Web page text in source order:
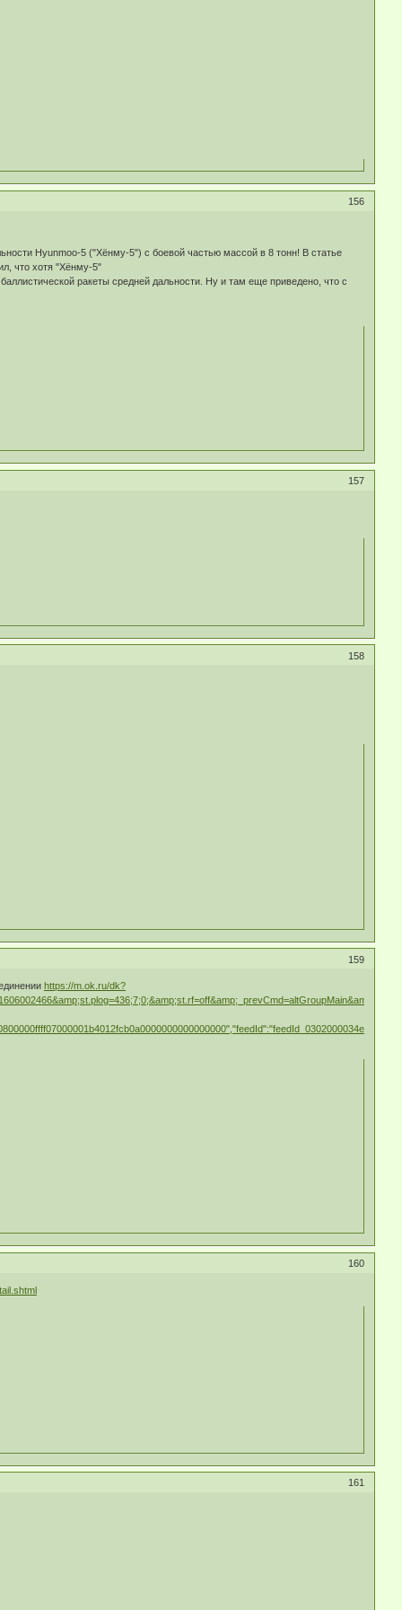
156
Hyunmoo-5 ("Хёнму-5") с боевой частью массой в 8 тонн! В статье
что хотя "Хёнму-5"
ракеты средней дальности. Ну и там еще приведено, что с
157
158
159
https://m.ok.ru/dk?
160
161